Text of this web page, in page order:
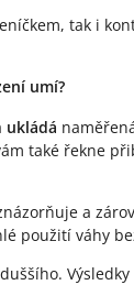
tak i
umí?
ukládá
také řekne
a
použití váhy